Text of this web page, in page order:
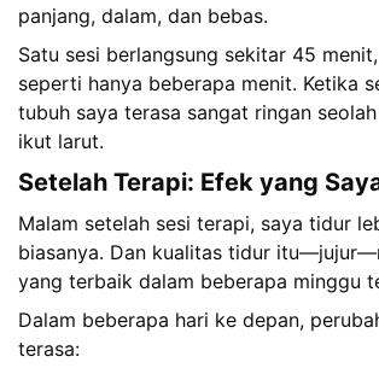
panjang, dalam, dan bebas.
Satu sesi berlangsung sekitar 45
seperti hanya beberapa menit. Ketika
tubuh saya terasa sangat ringan
ikut larut.
Setelah Terapi: Efek yang
Malam setelah sesi terapi, saya tidur
biasanya. Dan kualitas tidur
yang terbaik dalam beberapa minggu
Dalam beberapa hari ke depan,
terasa: